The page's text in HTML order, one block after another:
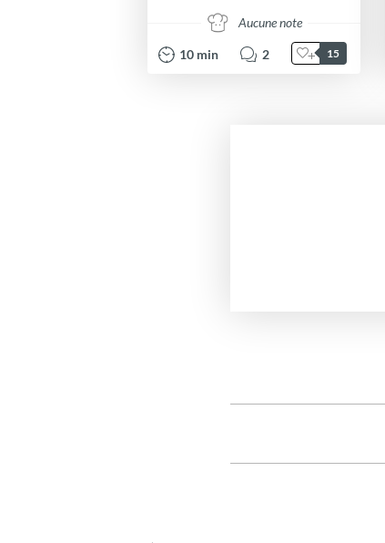
Aucune note
10 min 2 15